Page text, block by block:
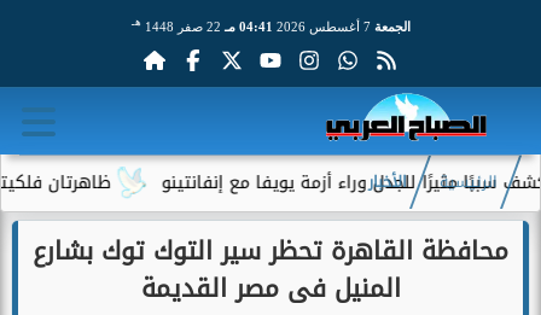
الجمعة 7 أغسطس 2026 04:41 مـ 22 صفر 1448 هـ
ظاهرتان فلكيتان للجدل وراء أزمة يويفا مع إنفانتينو
الرئيسية الأخبار
محافظة القاهرة تحظر سير التوك توك بشارع
المنيل فى مصر القديمة